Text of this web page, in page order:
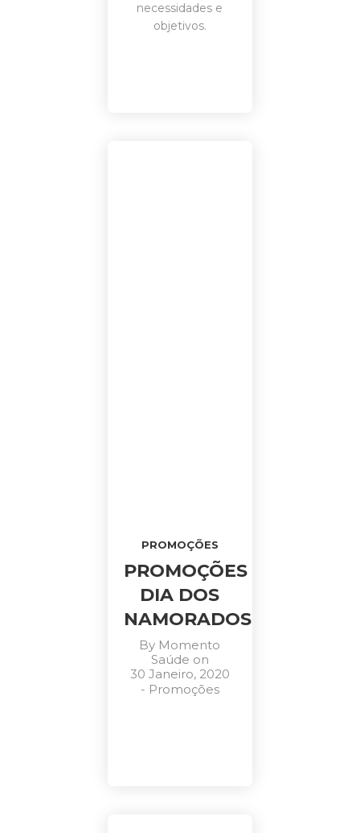
necessidades e
objetivos.
PROMOÇÕES
PROMOÇÕES
DIA DOS
NAMORADOS
By Momento
Saúde on
30 Janeiro, 2020
- Promoções